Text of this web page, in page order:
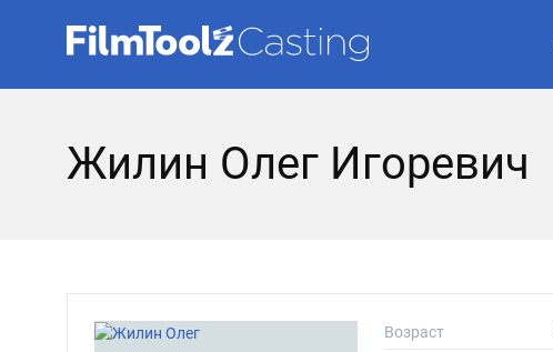
Жилин Олег Игоревич
Возраст